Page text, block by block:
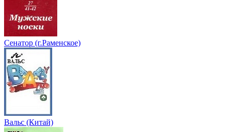
Сенатор (г.Раменское)
Вальс (Китай)